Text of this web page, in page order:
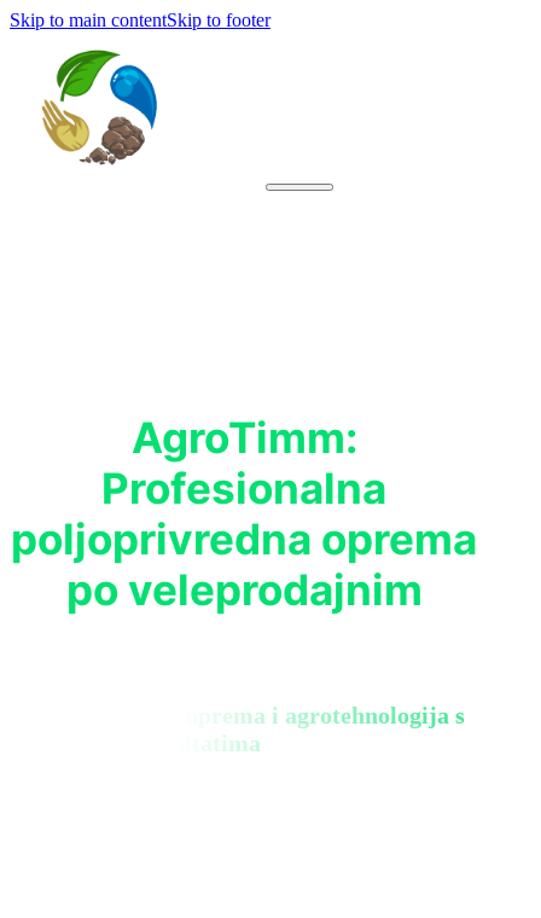
Skip to main contentSkip to footer
AgroTimm:
Profesionalna
poljoprivredna oprema
po veleprodajnim
Biološka zaštita, oprema i agrotehnologija s
konkretnim rezultatima